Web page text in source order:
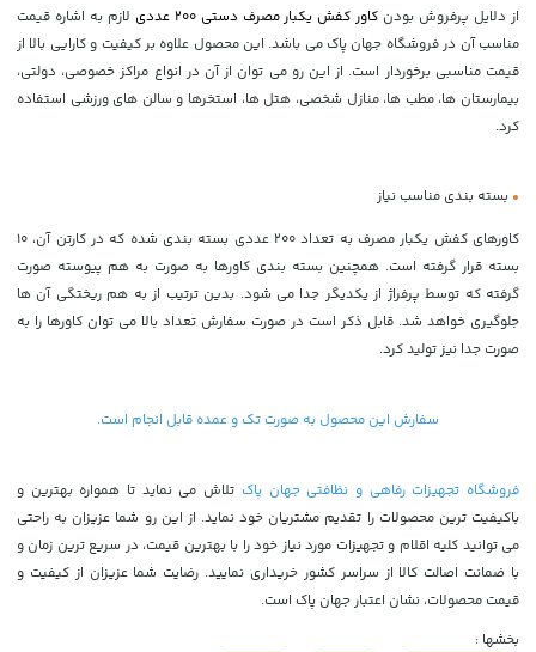
از دلایل پرفروش بودن کاور کفش یکبار مصرف دستی 200 عددی
لازم به اشاره قیمت
مناسب آن در فروشگاه جهان پاک می باشد. این محصول علاوه بر کیفیت و کارایی بالا از
قیمت مناسبی برخوردار است. از این رو می توان از آن در انواع مراکز خصوصی، دولتی،
بیمارستان ها، مطب ها، منازل شخصی، هتل ها، استخرها و سالن های ورزشی استفاده
کرد.
•بسته بندی مناسب نیاز
کاورهای کفش یکبار مصرف به تعداد 200 عددی بسته بندی شده که در کارتن آن، 10
بسته قرار گرفته است. همچنین بسته بندی کاورها به صورت به هم پیوسته صورت
گرفته که توسط پرفراژ از یکدیگر جدا می شود. بدین ترتیب از به هم ریختگی آن ها
جلوگیری خواهد شد. قابل ذکر است در صورت سفارش تعداد بالا می توان کاورها را به
صورت جدا نیز تولید کرد.
سفارش این محصول به صورت تک و عمده قابل انجام است.
فروشگاه تجهیزات رفاهی و نظافتی جهان پاک تلاش می نماید تا همواره بهترین و
باکیفیت ترین محصولات را تقدیم مشتریان خود نماید. از این رو شما عزیزان به راحتی
می توانید کلیه اقلام و تجهیزات مورد نیاز خود را با بهترین قیمت، در سریع ترین زمان و
با ضمانت اصالت کالا از سراسر کشور خریداری نمایید. رضایت شما عزیزان از کیفیت و
قیمت محصولات، نشان اعتبار جهان پاک است.
بخشها :